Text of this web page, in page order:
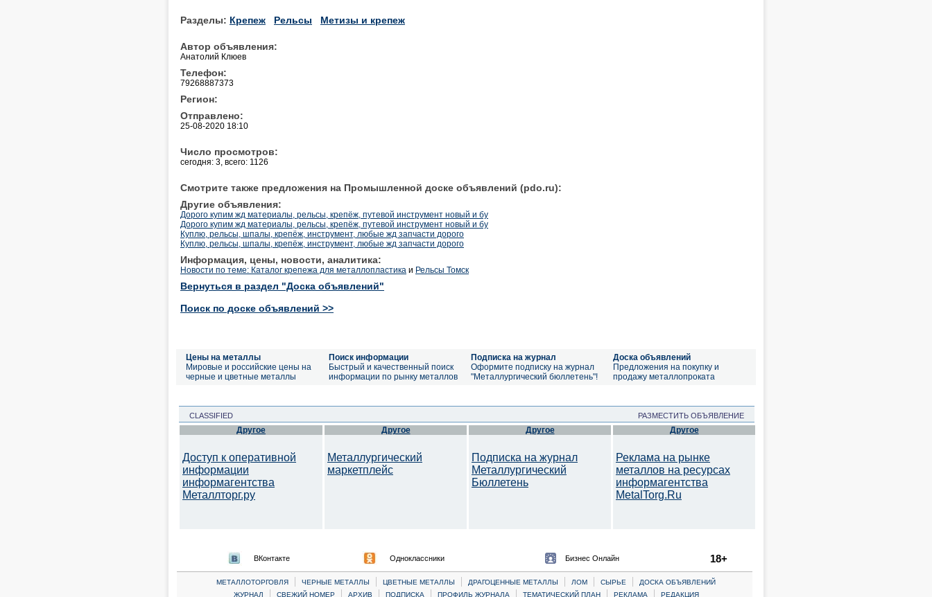
Разделы: Крепеж Рельсы Метизы и крепеж
Автор объявления:
Анатолий Клюев
Телефон:
79268887373
Регион:
Отправлено:
25-08-2020 18:10
Число просмотров:
сегодня: 3, всего: 1126
Смотрите также предложения на Промышленной доске объявлений (pdo.ru):
Другие объявления:
Дорого купим жд материалы, рельсы, крепёж, путевой инструмент новый и бу
Дорого купим жд материалы, рельсы, крепёж, путевой инструмент новый и бу
Куплю, рельсы, шпалы, крепёж, инструмент, любые жд запчасти дорого
Куплю, рельсы, шпалы, крепёж, инструмент, любые жд запчасти дорого
Информация, цены, новости, аналитика:
Новости по теме: Каталог крепежа для металлопластика и Рельсы Томск
Вернуться в раздел "Доска объявлений"
Поиск по доске объявлений >>
Цены на металлы
Мировые и российские цены на
черные и цветные металлы
Поиск информации
Быстрый и качественный поиск
информации по рынку металлов
Подписка на журнал
Оформите подписку на журнал
"Металлургический бюллетень"!
Доска объявлений
Предложения на покупку и
продажу металлопроката
CLASSIFIED РАЗМЕСТИТЬ ОБЪЯВЛЕНИЕ
Другое
Доступ к оперативной
информации
информагентства
Металлторг.ру
Другое
Металлургический
маркетплейс
Другое
Подписка на журнал
Металлургический
Бюллетень
Другое
Реклама на рынке
металлов на ресурсах
информагентства
MetalTorg.Ru
ВКонтакте Одноклассники Бизнес Онлайн 18+
МЕТАЛЛОТОРГОВЛЯ | ЧЕРНЫЕ МЕТАЛЛЫ | ЦВЕТНЫЕ МЕТАЛЛЫ | ДРАГОЦЕННЫЕ МЕТАЛЛЫ | ЛОМ | CЫРЬЕ |
ДОСКА ОБЪЯВЛЕНИЙ
ЖУРНАЛ
| СВЕЖИЙ НОМЕР | АРХИВ | ПОДПИСКА | ПРОФИЛЬ ЖУРНАЛА | ТЕМАТИЧЕСКИЙ ПЛАН | РЕКЛАМА | РЕДАКЦИЯ